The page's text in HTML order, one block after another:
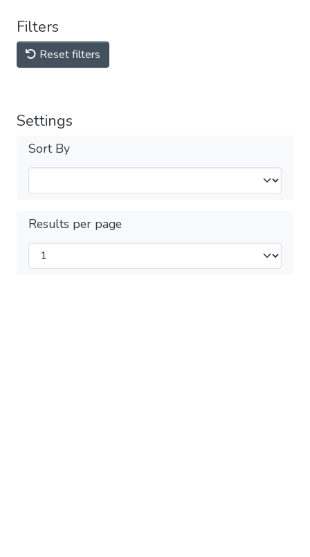
Filters
Reset filters
Settings
Sort By
Results per page